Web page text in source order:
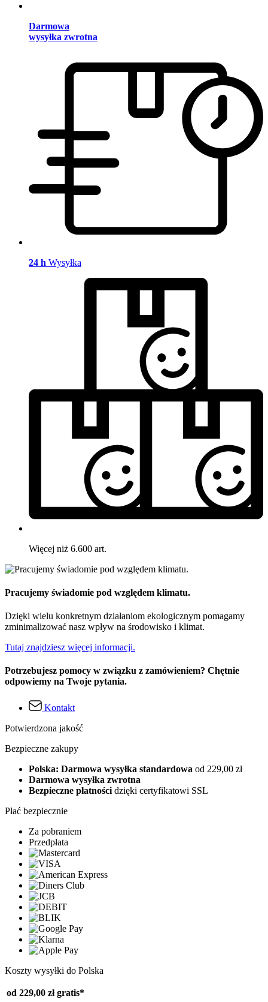
Darmowa
wysyłka zwrotna
24 h Wysyłka
Więcej niż 6.600 art.
Pracujemy świadomie pod względem klimatu.
Dzięki wielu konkretnym działaniom ekologicznym pomagamy
zminimalizować nasz wpływ na środowisko i klimat.
Tutaj znajdziesz więcej informacji.
Potrzebujesz pomocy w związku z zamówieniem? Chętnie
odpowiemy na Twoje pytania.
Kontakt
Potwierdzona jakość
Bezpieczne zakupy
Polska: Darmowa wysyłka standardowa od 229,00 zł
Darmowa wysyłka zwrotna
Bezpieczne płatności dzięki certyfikatowi SSL
Płać bezpiecznie
Za pobraniem
Przedpłata
Koszty wysyłki do Polska
od 229,00 zł gratis*